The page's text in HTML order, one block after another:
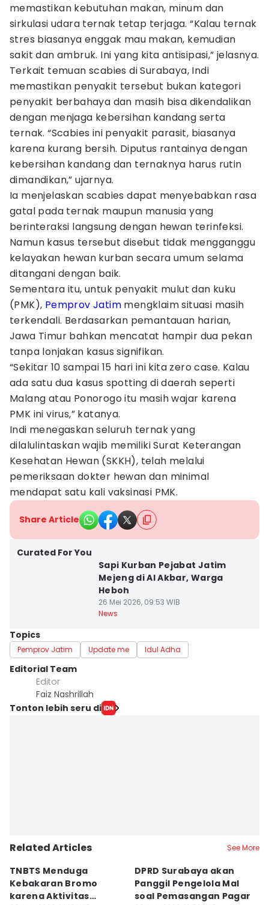
memastikan kebutuhan makan, minum dan
sirkulasi udara ternak tetap terjaga. “Kalau ternak
stres biasanya enggak mau makan, kemudian
sakit dan ambruk. Ini yang kita antisipasi,” jelasnya.
Terkait temuan scabies di Surabaya, Indi
memastikan penyakit tersebut bukan kategori
penyakit berbahaya dan masih bisa dikendalikan
dengan menjaga kebersihan kandang serta
ternak. “Scabies ini penyakit parasit, biasanya
karena kurang bersih. Diputus rantainya dengan
kebersihan kandang dan ternaknya harus rutin
dimandikan,” ujarnya.
Ia menjelaskan scabies dapat menyebabkan rasa
gatal pada ternak maupun manusia yang
berinteraksi langsung dengan hewan terinfeksi.
Namun kasus tersebut disebut tidak mengganggu
kelayakan hewan kurban secara umum selama
ditangani dengan baik.
Sementara itu, untuk penyakit mulut dan kuku
(PMK), Pemprov Jatim mengklaim situasi masih
terkendali. Berdasarkan pemantauan harian,
Jawa Timur bahkan mencatat hampir dua pekan
tanpa lonjakan kasus signifikan.
“Sekitar 10 sampai 15 hari ini kita zero case. Kalau
ada satu dua kasus spotting di daerah seperti
Malang atau Ponorogo itu masih wajar karena
PMK ini virus,” katanya.
Indi menegaskan seluruh ternak yang
dilalulintaskan wajib memiliki Surat Keterangan
Kesehatan Hewan (SKKH), telah melalui
pemeriksaan dokter hewan dan minimal
mendapat satu kali vaksinasi PMK.
Share Article
Curated For You
Sapi Kurban Pejabat Jatim
Mejeng di Al Akbar, Warga
Heboh
26 Mei 2026, 09:53 WIB
News
Topics
Pemprov Jatim Update me Idul Adha
Editorial Team
Editor
Faiz Nashrillah
Tonton lebih seru di
Related Articles See More
TNBTS Menduga
Kebakaran Bromo
karena Aktivitas
DPRD Surabaya akan
Panggil Pengelola Mal
soal Pemasangan Pagar